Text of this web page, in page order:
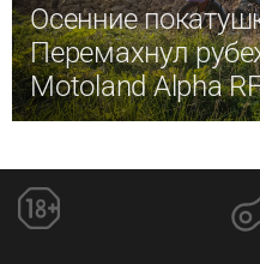
Осенние
Перемахнул
Motoland Alpha